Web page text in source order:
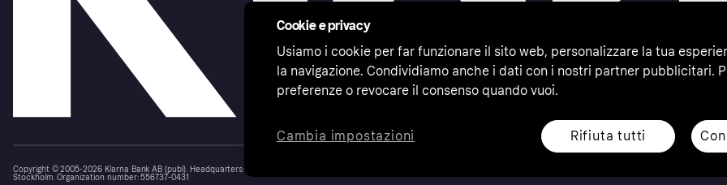
Copyright © 2005-2026 Klarna Bank AB (publ). Headquarters: Stockholm, Sweden. All rights reserved. Klarna Bank AB (publ). Sveavägen 46, 111 34
Stockholm. Organization number: 556737-0431
Cookie e privacy
Usiamo i cookie per far funzionare il sito web, personalizzare la tua
la navigazione. Condividiamo anche i dati con i nostri partner pubblicitari.
preferenze o revocare il consenso quando vuoi.
Rifiuta tutti
Cambia impostazioni